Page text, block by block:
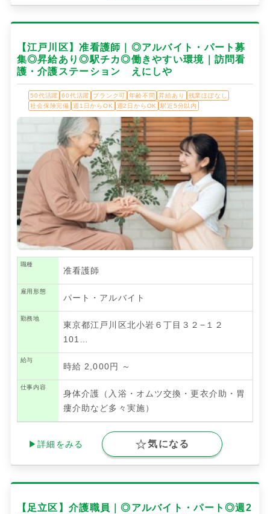
【江戸川区】准看護師｜◎アルバイト・パート募
集◎昇給あり◎駅チカ◎働きやすい環境｜訪問看
護・介護ステーション えにしや
50代活躍 60代活躍 ブランク可 年齢不問 昇給あり
残業ほぼなし
社会保険完備
週1日からOK 週2日からOK 駅近5分以内
職種
准看護師
雇用形態
パート・アルバイト
勤務地
東京都江戸川区北小岩６丁目３２−１２
101…
給与
時給 2,000円 ～
仕事内容
身体介護（入浴・オムツ交換・更衣介助・胃
瘻介助など多々実施）
▶詳細をみる 気になる
【足立区】介護職員｜◎アルバイト・パート◎週2